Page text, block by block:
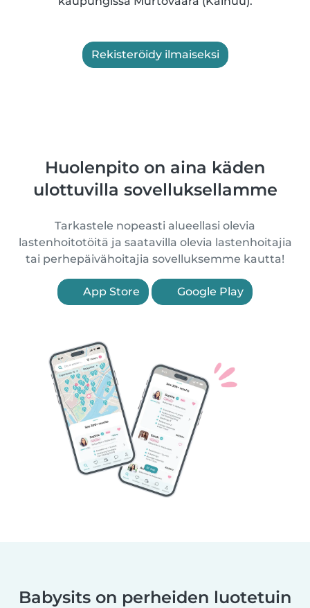
Rekisteröidy ilmaiseksi
Huolenpito on aina käden
ulottuvilla sovelluksellamme
Tarkastele nopeasti alueellasi olevia
lastenhoitotöitä ja saatavilla olevia lastenhoitajia
tai perhepäivähoitajia sovelluksemme kautta!
App Store Google Play
Babysits on perheiden luotetuin